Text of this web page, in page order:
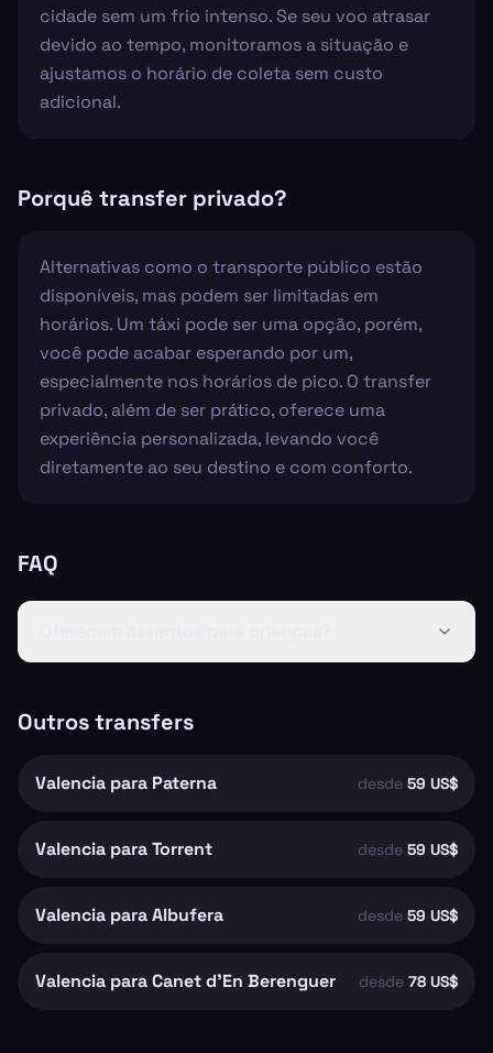
cidade sem um frio intenso. Se seu voo atrasar
devido ao tempo, monitoramos a situação e
ajustamos o horário de coleta sem custo
adicional.
Porquê transfer privado?
Alternativas como o transporte público estão
disponíveis, mas podem ser limitadas em
horários. Um táxi pode ser uma opção, porém,
você pode acabar esperando por um,
especialmente nos horários de pico. O transfer
privado, além de ser prático, oferece uma
experiência personalizada, levando você
diretamente ao seu destino e com conforto.
FAQ
Outros transfers
Valencia para Paterna desde 59 US$
Valencia para Torrent desde 59 US$
Valencia para Albufera desde 59 US$
Valencia para Canet d'En Berenguer desde 78 US$